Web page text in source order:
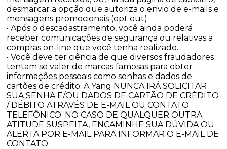
desmarcar a opção que autoriza o envio de e-mails e
mensagens promocionais (opt out).
• Após o descadastramento, você ainda poderá
receber comunicações de segurança ou relativas a
compras on-line que você tenha realizado.
• Você deve ter ciência de que diversos fraudadores
tentam se valer de marcas famosas para obter
informações pessoais como senhas e dados de
cartões de crédito. A Yang NUNCA IRÁ SOLICITAR
SUA SENHA E/OU DADOS DE CARTÃO DE CRÉDITO
/ DÉBITO ATRAVÉS DE E-MAIL OU CONTATO
TELEFÔNICO. NO CASO DE QUALQUER OUTRA
ATITUDE SUSPEITA, ENCAMINHE SUA DÚVIDA OU
ALERTA POR E-MAIL PARA INFORMAR O E-MAIL DE
CONTATO.